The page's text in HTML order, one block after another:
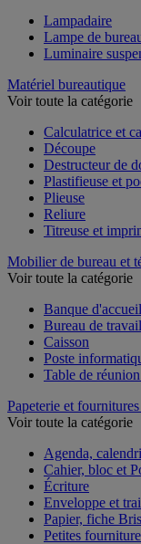
Lampadaire
Lampe de
Luminaire
Matériel bureautique
Voir toute la catégorie
Calculatrice et
Découpe
Destructeur de
Plastifieuse et
Plieuse
Reliure
Titreuse et
Mobilier de bureau et
Voir toute la catégorie
Banque d'accueil
Bureau de travail
Caisson
Poste
Table de
Papeterie et
Voir toute la catégorie
Agenda,
Cahier, bloc et
Écriture
Enveloppe et
Papier, fiche
Petites